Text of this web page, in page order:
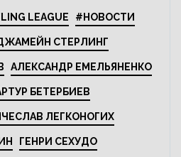
LEAGUE #НОВОСТИ
СТЕРЛИНГ
АЛЕКСАНДР ЕМЕЛЬЯНЕНКО
БЕТЕРБИЕВ
ЛЕГКОНОГИХ
ГЕНРИ СЕХУДО